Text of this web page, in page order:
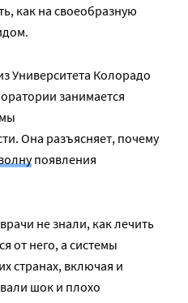
как на своеобразную
Университета Колорадо
занимается
Она разъясняет, почему
появления
не знали, как лечить
от него, а системы
странах, включая и
шок и плохо